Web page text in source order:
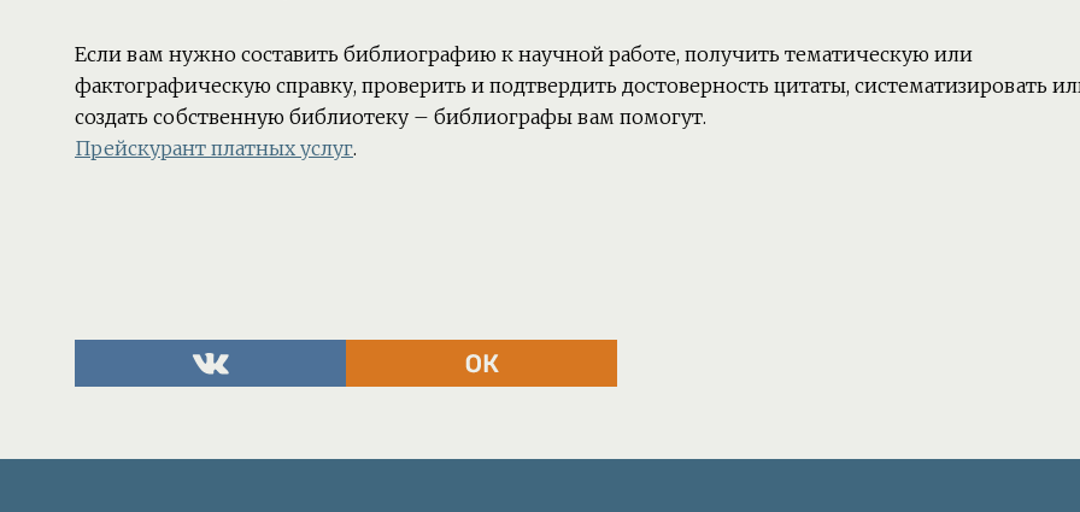
Если вам нужно составить библиографию к научной работе, получить тематическую или
фактографическую справку, проверить и подтвердить достоверность цитаты, систематизировать
создать собственную библиотеку – библиографы вам помогут.
Прейскурант платных услуг.